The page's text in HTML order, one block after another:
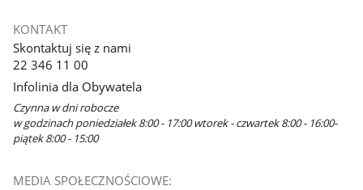
KONTAKT
Skontaktuj się z nami
22 346 11 00
Infolinia dla Obywatela
Czynna w dni robocze
w godzinach poniedziałek 8:00 - 17:00 wtorek - czwartek 8:00 - 16:00-
piątek 8:00 - 15:00
MEDIA SPOŁECZNOŚCIOWE: